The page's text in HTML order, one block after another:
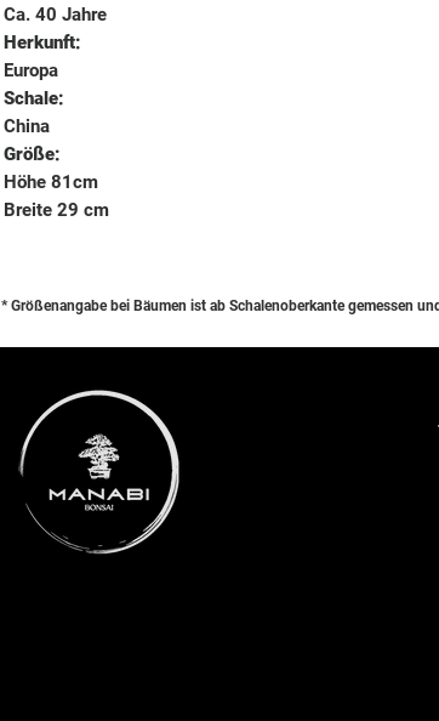
Ca. 40 Jahre
Herkunft:
Europa
Schale:
China
Größe:
Höhe 81cm
Breite 29 cm
* Größenangabe bei Bäumen ist ab Schalenoberkante gemessen